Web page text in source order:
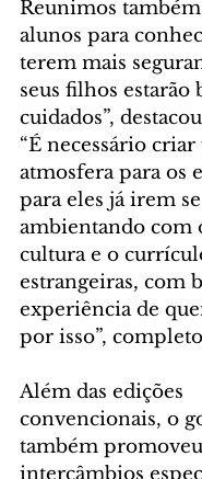
Reunimos
alunos para
terem mais
seus filhos estarão
cuidados”,
“É necessário
atmosfera para os
para eles já irem se
ambientando com
cultura e o
estrangeiras, com
experiência de
por isso”,
Além das edições
convencionais, o
também promoveu